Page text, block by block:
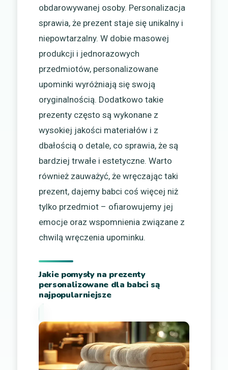
obdarowywanej osoby. Personalizacja
sprawia, że prezent staje się unikalny i
niepowtarzalny. W dobie masowej
produkcji i jednorazowych
przedmiotów, personalizowane
upominki wyróżniają się swoją
oryginalnością. Dodatkowo takie
prezenty często są wykonane z
wysokiej jakości materiałów i z
dbałością o detale, co sprawia, że są
bardziej trwałe i estetyczne. Warto
również zauważyć, że wręczając taki
prezent, dajemy babci coś więcej niż
tylko przedmiot – ofiarowujemy jej
emocje oraz wspomnienia związane z
chwilą wręczenia upominku.
Jakie pomysły na prezenty
personalizowane dla babci są
najpopularniejsze